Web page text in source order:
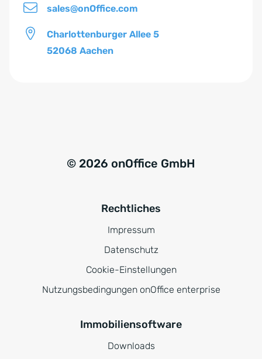
sales@onOffice.com
Charlottenburger Allee 5
52068 Aachen
© 2026 onOffice GmbH
Rechtliches
Impressum
Datenschutz
Cookie-Einstellungen
Nutzungsbedingungen onOffice enterprise
Immobiliensoftware
Downloads